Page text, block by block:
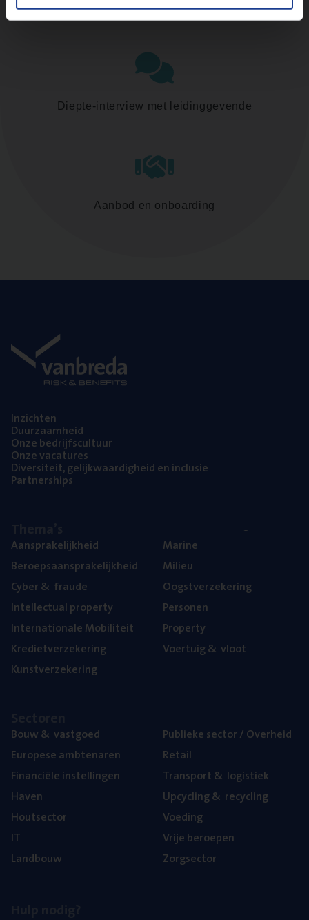
Assessment
Diepte-interview met leidinggevende
Aanbod en onboarding
Inzich­ten
Duur­zaam­heid
Onze bedrijfs­cul­tuur
Onze vaca­tu­res
Diver­si­teit, gelijk­waar­dig­heid en inclusie
Part­ner­ships
Aan­spra­ke­lijk­heid
Beroeps­aan­spra­ke­lijk­heid
Cyber& fraude
Intel­lec­tu­al property
Inter­na­ti­o­na­le Mobiliteit
Kre­diet­ver­ze­ke­ring
Kunst­ver­ze­ke­ring
Mari­ne
Mili­eu
Oogst­ver­ze­ke­ring
Per­so­nen
Pro­per­ty
Voer­tuig& vloot
Bouw& vastgoed
Euro­pe­se ambtenaren
Finan­ci­ë­le instellingen
Haven
Hout­sec­tor
IT
Land­bouw
Publie­ke sec­tor / Overheid
Retail
Trans­port& logistiek
Upcy­cling& recycling
Voe­ding
Vrije beroe­pen
Zorg­sec­tor